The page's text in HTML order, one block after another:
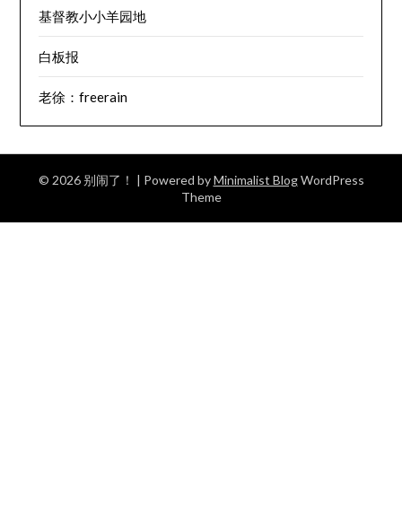
基督教小小羊园地
白板报
老徐：freerain
© 2026 别闹了！ | Powered byMinimalist BlogWordPress
Theme